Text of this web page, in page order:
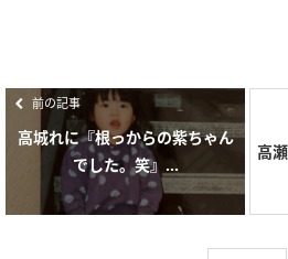
前の記事
高城れに『根っからの紫ちゃん
でした。笑』...
高